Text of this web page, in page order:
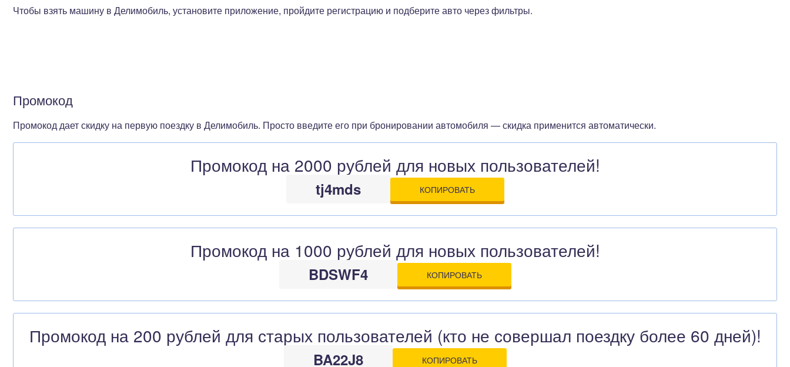
Чтобы взять машину в Делимобиль, установите приложение, пройдите регистрацию и подберите авто через фильтры.
Промокод
Промокод дает скидку на первую поездку в Делимобиль. Просто введите его при бронировании автомобиля — скидка применится автоматически.
Промокод на 2000 рублей для новых пользователей!
tj4mds КОПИРОВАТЬ
Промокод на 1000 рублей для новых пользователей!
BDSWF4 КОПИРОВАТЬ
Промокод на 200 рублей для старых пользователей (кто не совершал поездку более 60 дней)!
BA22J8 КОПИРОВАТЬ